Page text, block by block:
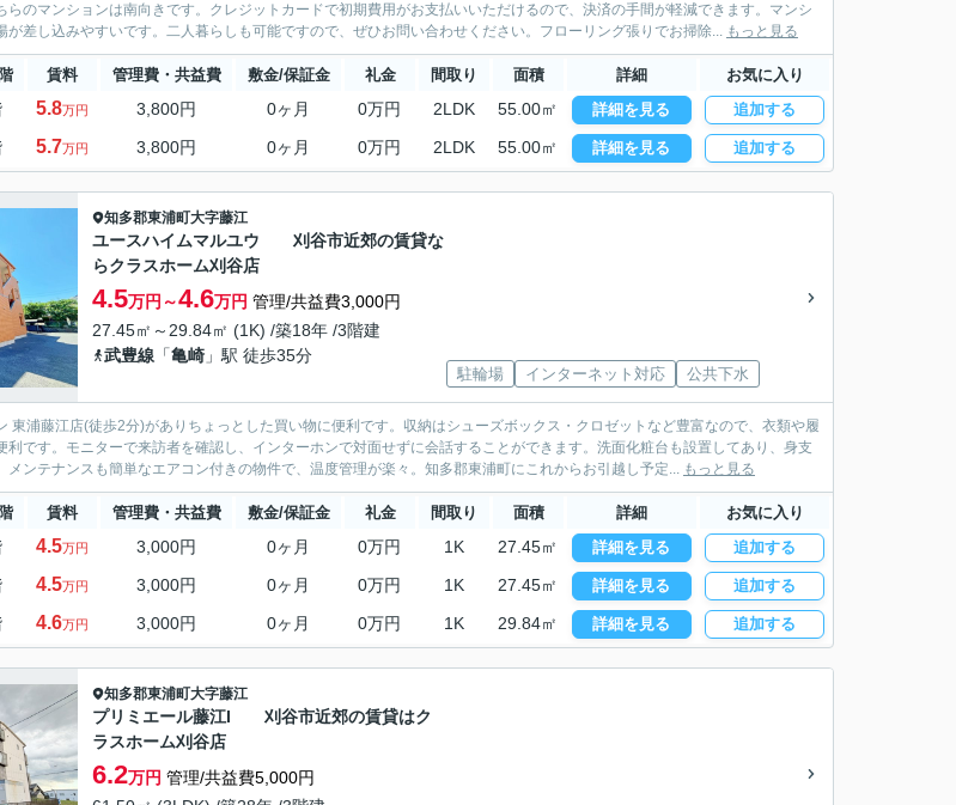
らのマンションは南向きです。クレジットカードで初期費用がお支払いいただけるので、決済の手間が軽減できます。マンシ
が差し込みやすいです。二人暮らしも可能ですので、ぜひお問い合わせください。フローリング張りでお掃除... もっと見る
賃料 管理費・共益費 敷金/保証金 礼金 間取り 面積 詳細 お気に入り
5.8万円 3,800円 0ヶ月 0万円 2LDK 55.00㎡ 詳細を見る 追加する
5.7万円 3,800円 0ヶ月 0万円 2LDK 55.00㎡ 詳細を見る 追加する
知多郡東浦町大字藤江
ユースハイムマルユウ 刈谷市近郊の賃貸な
らクラスホーム刈谷店
4.5万円～4.6万円 管理/共益費3,000円
27.45㎡～29.84㎡ (1K) /築18年 /3階建
武豊線 「亀崎 」駅 徒歩35分
駐輪場 インターネット対応 公共下水
東浦藤江店(徒歩2分)がありちょっとした買い物に便利です。収納はシューズボックス・クロゼットなど豊富なので、衣類や履
利です。モニターで来訪者を確認し、インターホンで対面せずに会話することができます。洗面化粧台も設置してあり、身支
メンテナンスも簡単なエアコン付きの物件で、温度管理が楽々。知多郡東浦町にこれからお引越し予定... もっと見る
賃料 管理費・共益費 敷金/保証金 礼金 間取り 面積 詳細 お気に入り
4.5万円 3,000円 0ヶ月 0万円 1K 27.45㎡ 詳細を見る 追加する
4.5万円 3,000円 0ヶ月 0万円 1K 27.45㎡ 詳細を見る 追加する
4.6万円 3,000円 0ヶ月 0万円 1K 29.84㎡ 詳細を見る 追加する
知多郡東浦町大字藤江
プリミエール藤江I 刈谷市近郊の賃貸はク
ラスホーム刈谷店
6.2万円 管理/共益費5,000円